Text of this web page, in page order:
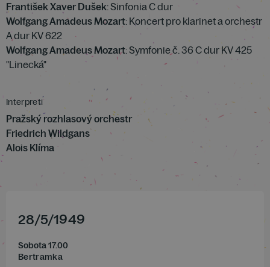
František Xaver Dušek: Sinfonia C dur
Wolfgang Amadeus Mozart: Koncert pro klarinet a orchestr
A dur KV 622
Wolfgang Amadeus Mozart: Symfonie č. 36 C dur KV 425
"Linecká"
Interpreti
Pražský rozhlasový orchestr
Friedrich Wildgans
Alois Klíma
28/5/1949
Sobota 17.00
Bertramka